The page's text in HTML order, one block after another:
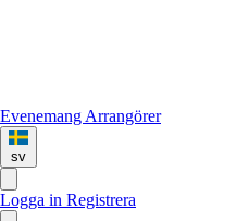
Evenemang Arrangörer
sv
Logga in Registrera